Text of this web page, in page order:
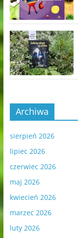
Archiwa
sierpień 2026
lipiec 2026
czerwiec 2026
maj 2026
kwiecień 2026
marzec 2026
luty 2026